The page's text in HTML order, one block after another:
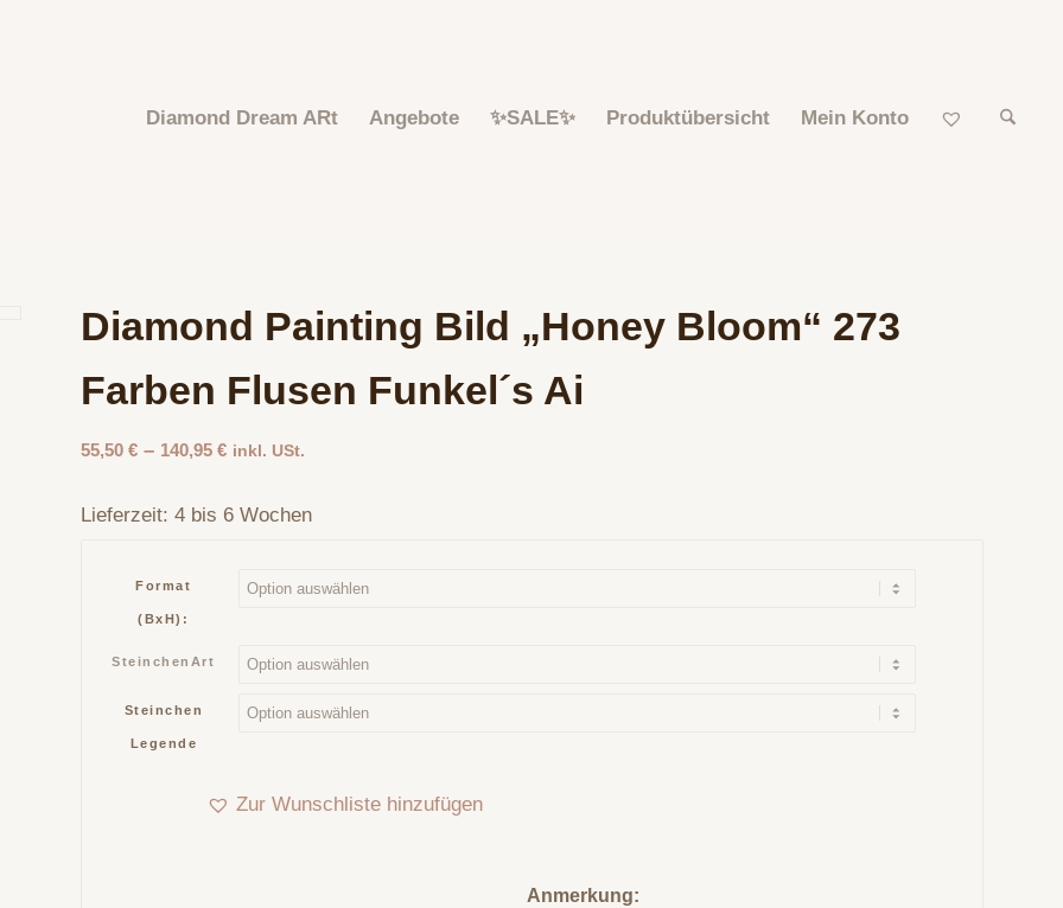
Diamond Dream ARt Angebote ✨SALE✨ Produktübersicht Mein Konto
Diamond Painting Bild „Honey Bloom“ 273
Farben Flusen Funkel´s Ai
55,50€ – 140,95€ inkl. USt.
Lieferzeit:4 bis 6 Wochen
Format
(BxH):
SteinchenArt
Steinchen
Legende
Zur Wunschliste hinzufügen
Anmerkung: